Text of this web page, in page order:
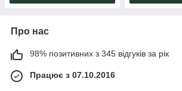
Про нас
98% позитивних з 345 відгуків за рік
Працює з 07.10.2016